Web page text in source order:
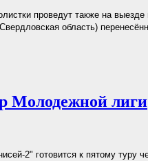
проведут также на
область)
Молодежной лиги
2" готовится к пятому туру